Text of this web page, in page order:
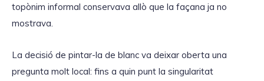
topònim informal conservava allò que la façana ja no
mostrava.
La decisió de pintar-la de blanc va deixar oberta una
pregunta molt local: fins a quin punt la singularitat